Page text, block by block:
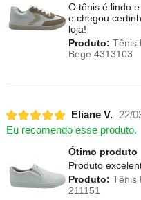
O tênis é lindo
e chegou
loja!
Produto: Tênis
Bege 4313103
Eliane V. 22/
Eu recomendo esse produto.
Ótimo produto
Produto
Produto: Tênis
211151